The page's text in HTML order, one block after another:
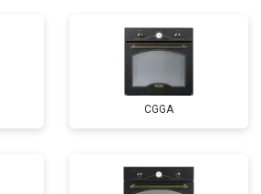
CGGA